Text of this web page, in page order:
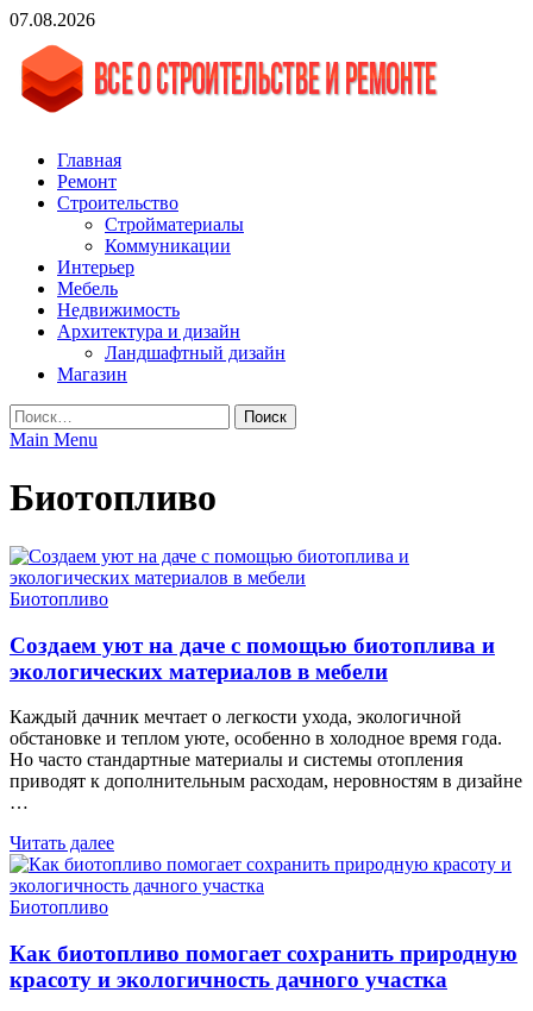
Skip
content
07.08.2026
vgasa.ru
Строительный журнал. Всё о строительстве и ремонтах
Главная
Ремонт
Строительство
Стройматериалы
Коммуникации
Интерьер
Мебель
Недвижимость
Архитектура и дизайн
Ландшафтный дизайн
Магазин
Найти:
Main Menu
Биотопливо
Биотопливо
Создаем уют на даче с помощью биотоплива и
экологических материалов в мебели
Каждый дачник мечтает о легкости ухода, экологичной
обстановке и теплом уюте, особенно в холодное время года.
Но часто стандартные материалы и системы отопления
приводят к дополнительным расходам, неровностям в дизайне
…
Читать далее
Биотопливо
Как биотопливо помогает сохранить природную
красоту и экологичность дачного участка